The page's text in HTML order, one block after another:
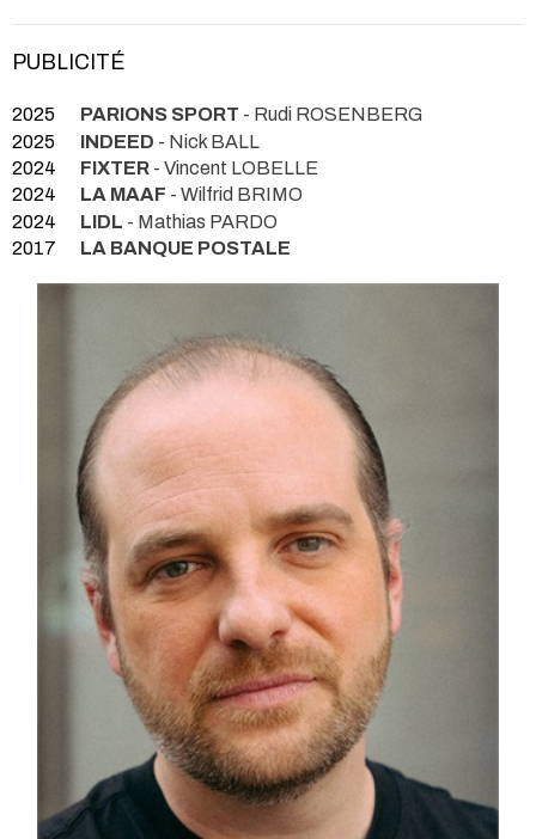
PUBLICITÉ
2025 PARIONS SPORT - Rudi ROSENBERG
2025
INDEED - Nick BALL
2024
FIXTER - Vincent LOBELLE
2024
LA MAAF - Wilfrid BRIMO
2024
LIDL - Mathias PARDO
2017
LA BANQUE POSTALE